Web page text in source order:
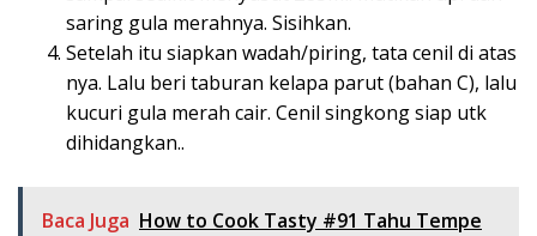
saring gula merahnya. Sisihkan.
Setelah itu siapkan wadah/piring, tata cenil di atas
nya. Lalu beri taburan kelapa parut (bahan C), lalu
kucuri gula merah cair. Cenil singkong siap utk
dihidangkan..
Baca Juga How to Cook Tasty #91 Tahu Tempe